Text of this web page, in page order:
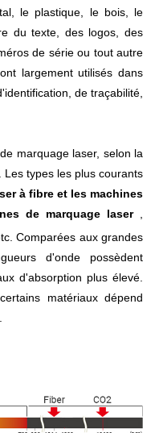
le plastique, le bois, le
du texte, des logos, des
de série ou tout autre
largement utilisés dans
de traçabilité,
marquage laser, selon la
types les plus courants
à fibre et les machines
de marquage laser,
Comparées aux grandes
d'onde possèdent
d'absorption plus élevé.
matériaux dépend